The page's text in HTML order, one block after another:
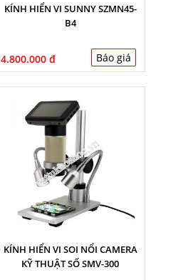
KÍNH HIỂN VI SUNNY SZMN45-
B4
4.800.000 đ Báo giá
KÍNH HIỂN VI SOI NỔI CAMERA
KỸ THUẬT SỐ SMV-300